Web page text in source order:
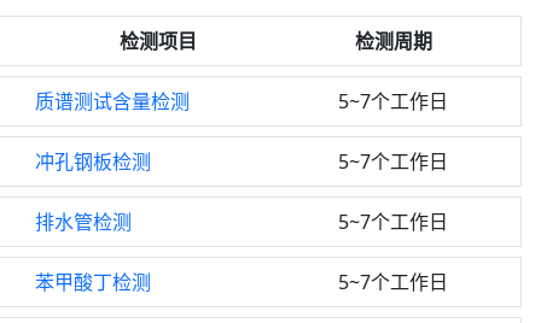
检测项目 检测周期
质谱测试含量检测 5~7个工作日
冲孔钢板检测 5~7个工作日
排水管检测 5~7个工作日
苯甲酸丁检测 5~7个工作日